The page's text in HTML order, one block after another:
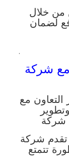
من خلال
لضمان
.
مع شركة
التعاون مع
تتمتع